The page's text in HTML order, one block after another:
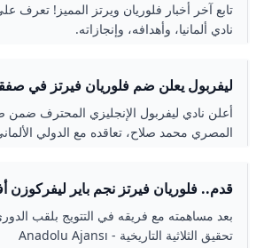
تابع آخر أخبار فلوريان ويرتز المميز! تعرف
نادي ألمانيا، وأهدافه، وإنجازاته.
ليفربول يعلن ضم فلوريان فيرتز في
ليفركوزن - اليوم السابع
أعلن نادي ليفربول الإنجليزي المحترف ضمن
المصري محمد صلاح، تعاقده مع الدولي
قدم.. فلوريان فيرتز نجم باير
بوندسليغا
بعد مساهمته مع فريقه في التتويج بلقب
تحقيق الثلاثية التاريخية - Anadolu Ajansı